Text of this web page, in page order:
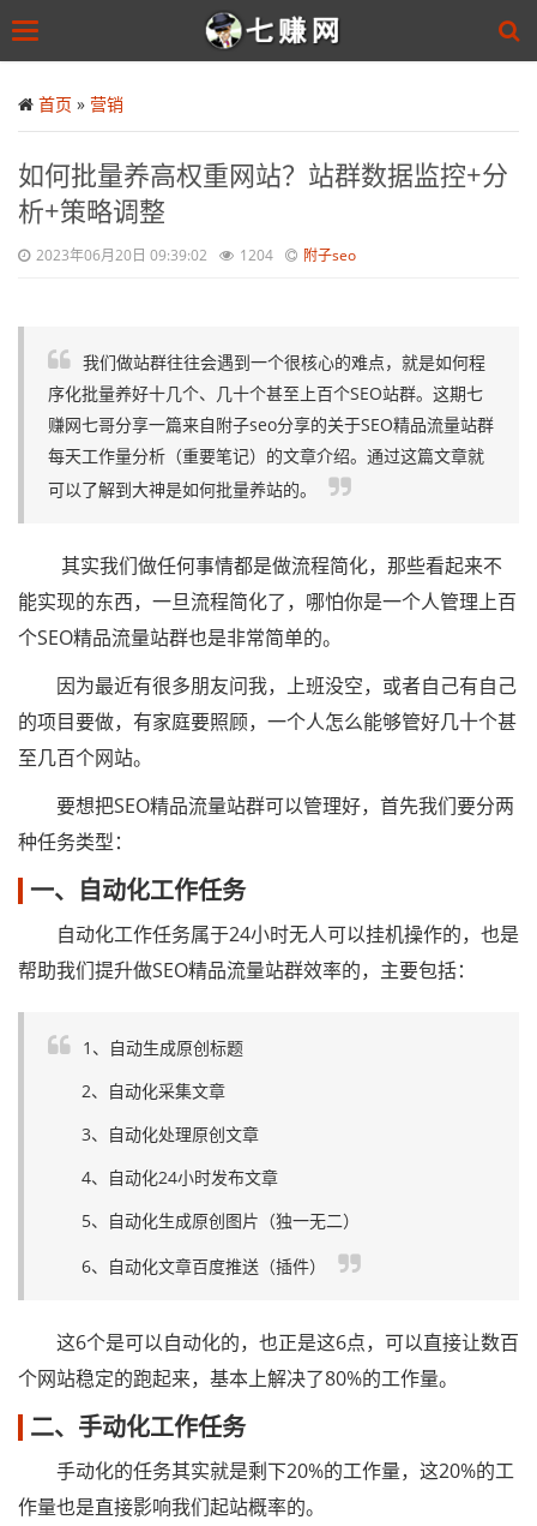
to
main
Toggle
首页 » 营销
如何批量养高权重网站？站群数据监控+分
析+策略调整
2023年06月20日 09:39:02 1204 附子seo
我们做站群往往会遇到一个很核心的难点，就是如何程
序化批量养好十几个、几十个甚至上百个SEO站群。这期七
赚网七哥分享一篇来自附子seo分享的关于SEO精品流量站群
每天工作量分析（重要笔记）的文章介绍。通过这篇文章就
可以了解到大神是如何批量养站的。
其实我们做任何事情都是做流程简化，那些看起来不
能实现的东西，一旦流程简化了，哪怕你是一个人管理上百
个SEO精品流量站群也是非常简单的。
因为最近有很多朋友问我，上班没空，或者自己有自己
的项目要做，有家庭要照顾，一个人怎么能够管好几十个甚
至几百个网站。
要想把SEO精品流量站群可以管理好，首先我们要分两
种任务类型：
一、自动化工作任务
自动化工作任务属于24小时无人可以挂机操作的，也是
帮助我们提升做SEO精品流量站群效率的，主要包括：
1、自动生成原创标题
2、自动化采集文章
3、自动化处理原创文章
4、自动化24小时发布文章
5、自动化生成原创图片（独一无二）
6、自动化文章百度推送（插件）
这6个是可以自动化的，也正是这6点，可以直接让数百
个网站稳定的跑起来，基本上解决了80%的工作量。
二、手动化工作任务
手动化的任务其实就是剩下20%的工作量，这20%的工
作量也是直接影响我们起站概率的。